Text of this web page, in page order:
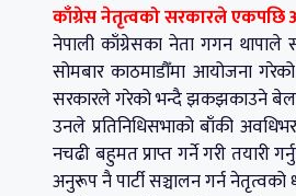
काँग्रेस नेतृत्वको सरकारले एकपछि
नेपाली काँग्रेसका नेता गगन
सोमबार काठमाडौँमा आयोजना
सरकारले गरेको भन्दै झकझकाउने
उनले प्रतिनिधिसभाको बाँकी
नचढी बहुमत प्राप्त गर्ने गरी तयारी
अनुरूप नै पार्टी सञ्चालन गर्न नेतृत्वको